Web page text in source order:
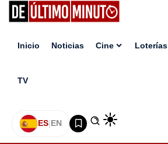
Inicio Noticias Cine Loterías
TV
ES|EN